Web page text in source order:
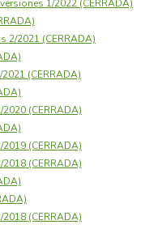
1/2022 (CERRADA)
2/2021 (CERRADA)
(CERRADA)
(CERRADA)
(CERRADA)
(CERRADA)
(CERRADA)